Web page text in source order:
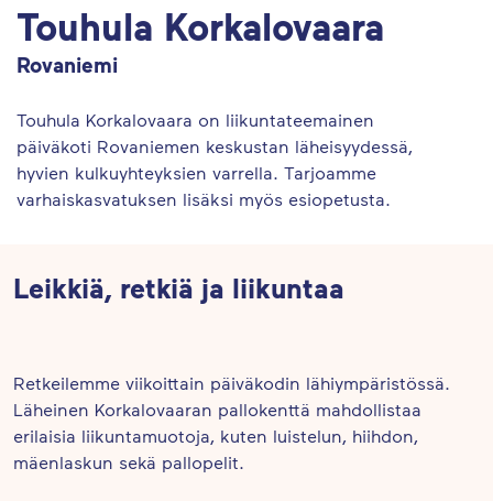
Touhula Korkalovaara
Rovaniemi
Touhula Korkalovaara on liikuntateemainen
päiväkoti Rovaniemen keskustan läheisyydessä,
hyvien kulkuyhteyksien varrella. Tarjoamme
varhaiskasvatuksen lisäksi myös esiopetusta.
Leikkiä, retkiä ja liikuntaa
Retkeilemme viikoittain päiväkodin lähiympäristössä.
Läheinen Korkalovaaran pallokenttä mahdollistaa
erilaisia liikuntamuotoja, kuten luistelun, hiihdon,
mäenlaskun sekä pallopelit.